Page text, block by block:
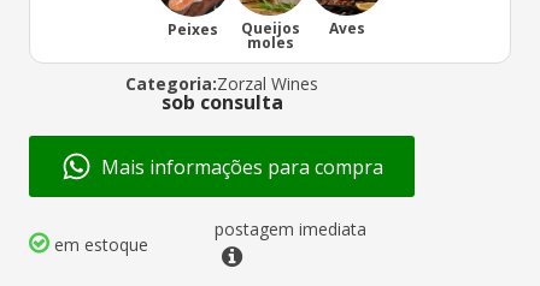
Peixes Queijos
moles
Aves
Categoria:Zorzal Wines
sob consulta
Mais informações para compra
em estoque
postagem imediata